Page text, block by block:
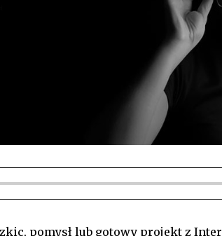
pomysł lub gotowy projekt z